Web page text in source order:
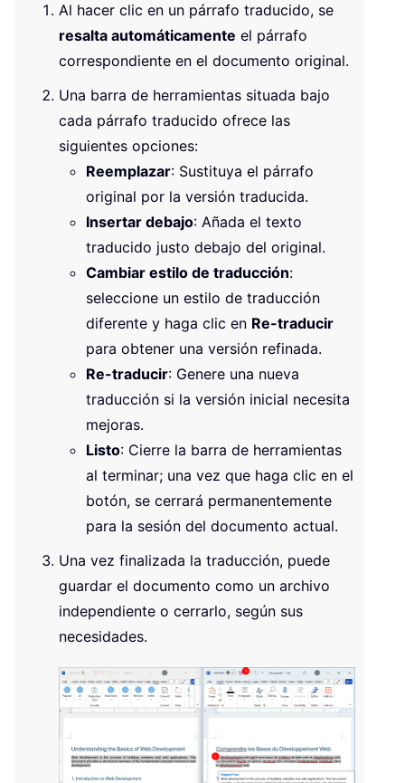
Al hacer clic en un párrafo traducido, se
resalta automáticamente el párrafo
correspondiente en el documento original.
Una barra de herramientas situada bajo
cada párrafo traducido ofrece las
siguientes opciones:
Reemplazar: Sustituya el párrafo
original por la versión traducida.
Insertar debajo: Añada el texto
traducido justo debajo del original.
Cambiar estilo de traducción:
seleccione un estilo de traducción
diferente y haga clic en Re-traducir
para obtener una versión refinada.
Re-traducir: Genere una nueva
traducción si la versión inicial necesita
mejoras.
Listo: Cierre la barra de herramientas
al terminar; una vez que haga clic en el
botón, se cerrará permanentemente
para la sesión del documento actual.
Una vez finalizada la traducción, puede
guardar el documento como un archivo
independiente o cerrarlo, según sus
necesidades.